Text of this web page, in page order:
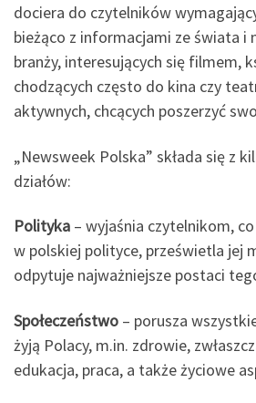
dociera do czytelników
bieżąco z informacjami ze świata i
branży, interesujących się filmem,
chodzących często do kina czy
aktywnych, chcących poszerzyć
„Newsweek Polska” składa się z
działów:
Polityka ​– wyjaśnia czytelnikom,
w polskiej polityce, prześwietla jej
odpytuje najważniejsze postaci
Społeczeństwo ​– porusza
żyją Polacy, m.in. zdrowie,
edukacja, praca, a także życiowe